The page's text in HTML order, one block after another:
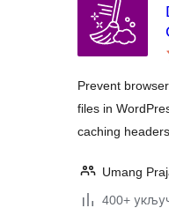
Prevent
files in
caching headers.
Umang
400+